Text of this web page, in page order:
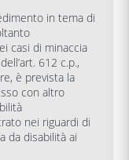
in tema di
casi di minaccia
612 c.p.,
è prevista la
con altro
nei riguardi di
da disabilità ai